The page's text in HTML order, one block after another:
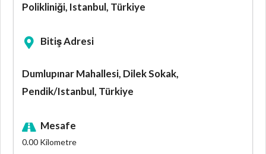
Polikliniği, Istanbul, Türkiye
Bitiş Adresi
Dumlupınar Mahallesi, Dilek Sokak,
Pendik/Istanbul, Türkiye
Mesafe
0.00 Kilometre